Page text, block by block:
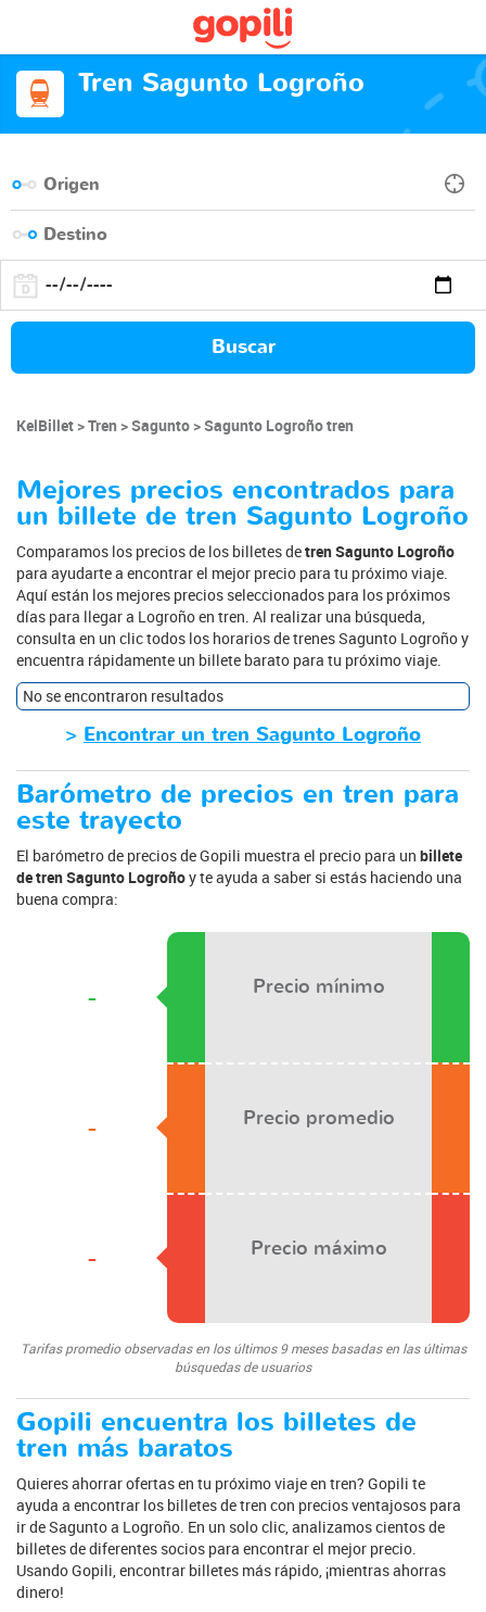
Tren Sagunto Logroño
Buscar
KelBillet Tren Sagunto Sagunto Logroño tren
Mejores precios encontrados para
un billete de tren Sagunto Logroño
Comparamos los precios de los billetes detren Sagunto Logroño
para ayudarte a encontrar el mejor precio para tu próximo viaje.
Aquí están los mejores precios seleccionados para los próximos
días para llegar a Logroño en tren. Al realizar una búsqueda,
consulta en un clic todos los horarios de trenes Sagunto Logroño y
encuentra rápidamente un billete barato para tu próximo viaje.
No se encontraron resultados
> Encontrar un tren Sagunto Logroño
Barómetro de precios en tren para
este trayecto
El barómetro de precios de Gopili muestra el precio para un billete
de tren Sagunto Logroñoy te ayuda a saber si estás haciendo una
buena compra:
-
-
-
Precio mínimo
Precio promedio
Precio máximo
Tarifas promedio observadas en los últimos 9 meses basadas en las últimas
búsquedas de usuarios
Gopili encuentra los billetes de
tren más baratos
Quieres ahorrar ofertas en tu próximo viaje en tren? Gopili te
ayuda a encontrar los billetes de tren con precios ventajosos para
ir de Sagunto a Logroño. En un solo clic, analizamos cientos de
billetes de diferentes socios para encontrar el mejor precio.
Usando Gopili, encontrar billetes más rápido, ¡mientras ahorras
dinero!